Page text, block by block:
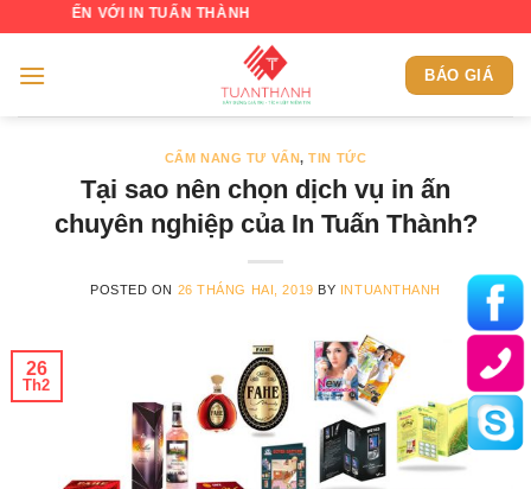
content
VỚI IN TUẤN THÀNH
BÁO GIÁ
CẨM NANG TƯ VẤN,TIN TỨC
Tại sao nên chọn dịch vụ in ấn
chuyên nghiệp của In Tuấn Thành?
POSTED ON 26 THÁNG HAI, 2019 BY INTUANTHANH
26
Th2